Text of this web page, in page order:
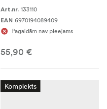
Art.nr. 133110
EAN 6970194089409
Pagaidām nav pieejams
55,90 €
Komplekts